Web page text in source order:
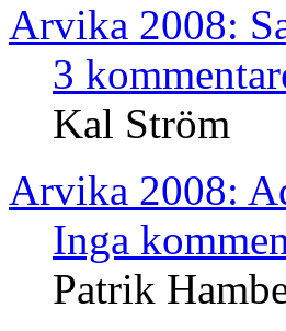
Arvika 2008:
3
Kal Ström
Arvika 2008:
Inga
Patrik